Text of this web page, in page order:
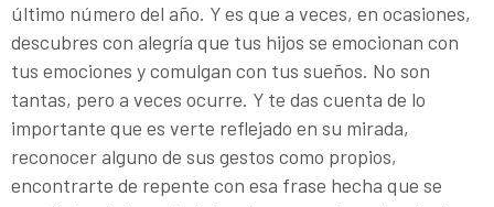
último número del año. Y es que a veces, en ocasiones,
descubres con alegría que tus hijos se emocionan con
tus emociones y comulgan con tus sueños. No son
tantas, pero a veces ocurre. Y te das cuenta de lo
importante que es verte reflejado en su mirada,
reconocer alguno de sus gestos como propios,
encontrarte de repente con esa frase hecha que se